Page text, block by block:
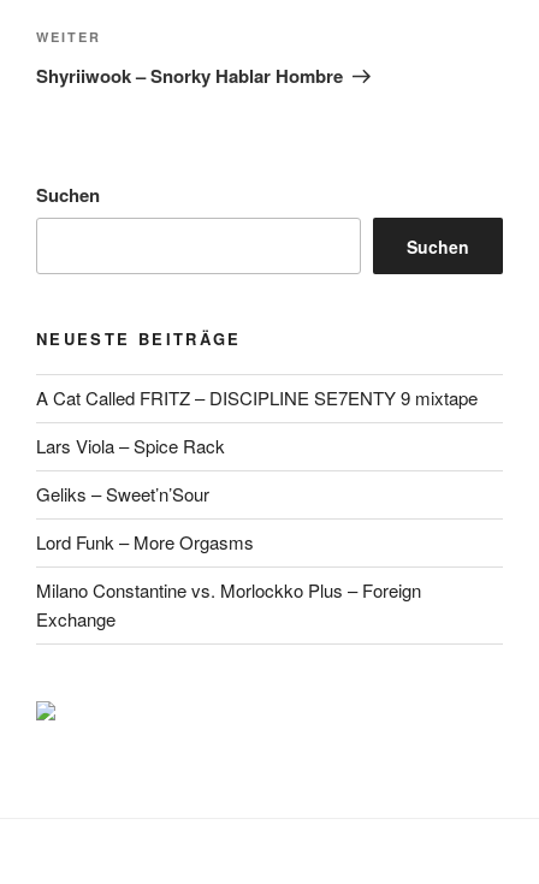
Nächster
Beitrag
WEITER
Shyriiwook – Snorky Hablar Hombre
Suchen
Suchen
NEUESTE BEITRÄGE
A Cat Called FRITZ – DISCIPLINE SE7ENTY 9 mixtape
Lars Viola – Spice Rack
Geliks – Sweet’n’Sour
Lord Funk – More Orgasms
Milano Constantine vs. Morlockko Plus – Foreign
Exchange